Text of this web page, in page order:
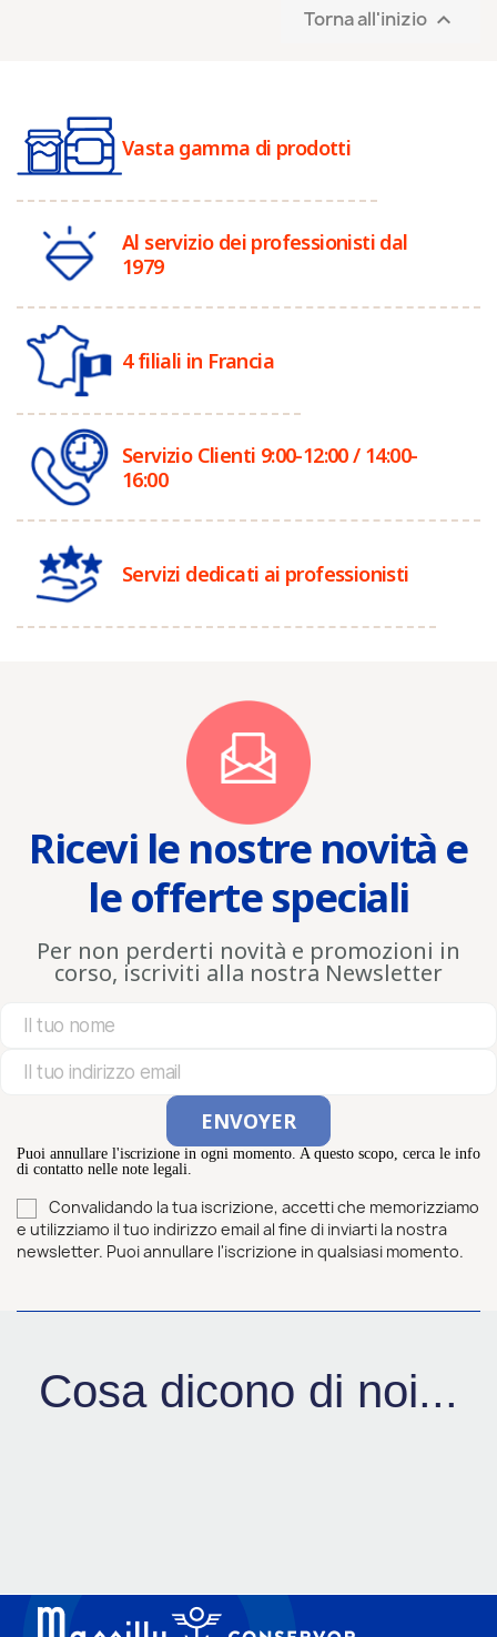
Torna all'inizio 
Vasta gamma di prodotti
Al servizio dei professionisti dal
1979
4 filiali in Francia
Servizio Clienti 9:00-12:00 / 14:00-
16:00
Servizi dedicati ai professionisti
Ricevi le nostre novità e
le offerte speciali
Per non perderti novità e promozioni in
corso, iscriviti alla nostra Newsletter
Puoi annullare l'iscrizione in ogni momento. A questo scopo, cerca le info
di contatto nelle note legali.
Convalidando la tua iscrizione, accetti che memorizziamo
e utilizziamo il tuo indirizzo email al fine di inviarti la nostra
newsletter. Puoi annullare l'iscrizione in qualsiasi momento.
Cosa dicono di noi...